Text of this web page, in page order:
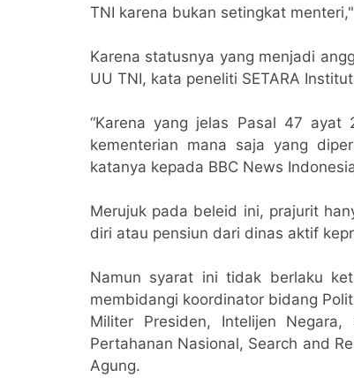
TNI karena bukan setingkat
Karena statusnya yang menjadi
UU TNI, kata peneliti SETARA
“Karena yang jelas Pasal 47 ayat
kementerian mana saja yang
katanya kepada BBC News
Merujuk pada beleid ini, prajurit
diri atau pensiun dari dinas aktif
Namun syarat ini tidak berlaku
membidangi koordinator bidang
Militer Presiden, Intelijen Negara,
Pertahanan Nasional, Search and
Agung.